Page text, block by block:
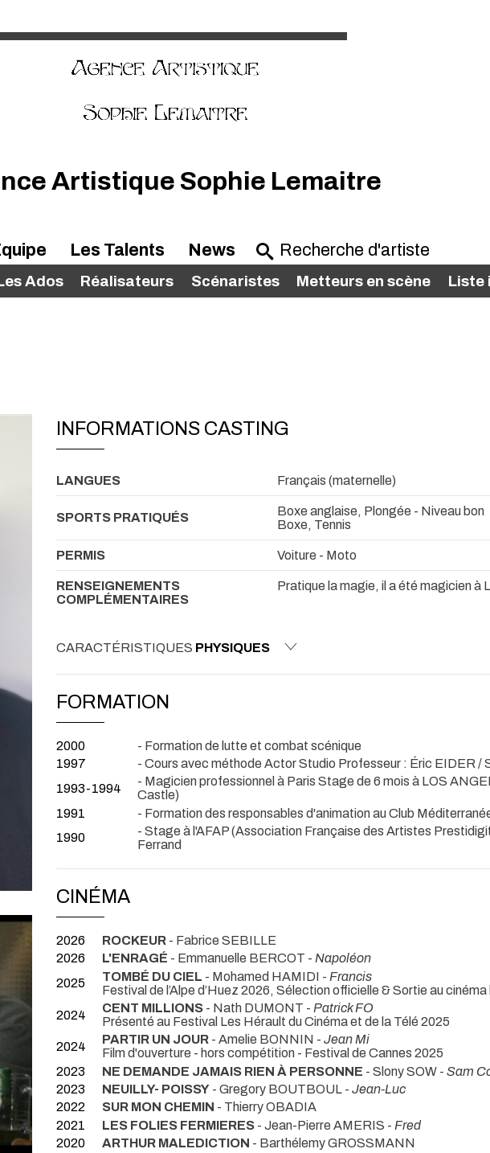
Artistique Sophie Lemaitre
Les Talents
Ados Réalisateurs Scénaristes Metteurs en scène Liste
News
INFORMATIONS CASTING
LANGUES Français (maternelle)
SPORTS PRATIQUÉS
Boxe anglaise, Plongée - Niveau bon
Boxe, Tennis
PERMIS Voiture - Moto
RENSEIGNEMENTS
COMPLÉMENTAIRES
Pratique la magie, il a été magicien à
CARACTÉRISTIQUES PHYSIQUES
FORMATION
2000
- Formation de lutte et combat scénique
1997
- Cours avec méthode Actor Studio Professeur : Éric EIDER /
1993-1994
- Magicien professionnel à Paris Stage de 6 mois à LOS
Castle)
1991
- Formation des responsables d'animation au Club
1990
- Stage à l'AFAP (Association Française des Artistes
Ferrand
CINÉMA
2026 ROCKEUR - Fabrice SEBILLE
2026
L'ENRAGÉ - Emmanuelle BERCOT - Napoléon
2025
TOMBÉ DU CIEL - Mohamed HAMIDI - Francis
Festival de l’Alpe d’Huez 2026, Sélection officielle & Sortie au
2024
CENT MILLIONS - Nath DUMONT - Patrick FO
Présenté au Festival Les Hérault du Cinéma et de la Télé 2025
2024
PARTIR UN JOUR - Amelie BONNIN - Jean Mi
Film d'ouverture - hors compétition - Festival de Cannes 2025
2023
NE DEMANDE JAMAIS RIEN À PERSONNE - Slony SOW - Sam
2023
NEUILLY- POISSY - Gregory BOUTBOUL - Jean-Luc
2022
SUR MON CHEMIN - Thierry OBADIA
2021
LES FOLIES FERMIERES - Jean-Pierre AMERIS - Fred
2020
ARTHUR MALEDICTION - Barthélemy GROSSMANN